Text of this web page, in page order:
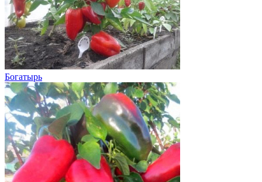
Богатырь